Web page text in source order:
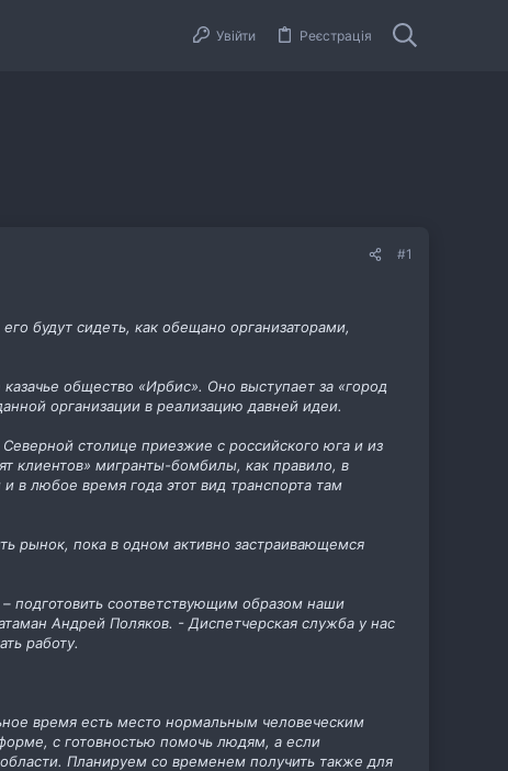
Увійти Реєстрація
#1
будут сидеть, как обещано организаторами,
общество «Ирбис». Оно выступает за «город
организации в реализацию давней идеи.
столице приезжие с российского юга и из
клиентов» мигранты-бомбилы, как правило, в
в любое время года этот вид транспорта там
рынок, пока в одном активно застраивающемся
соответствующим образом наши
Андрей Поляков. - Диспетчерская служба у нас
работу.
время есть место нормальным человеческим
с готовностью помочь людям, а если
Планируем со временем получить также для